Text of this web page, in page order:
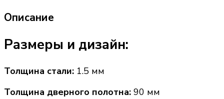
Описание
Размеры и дизайн:
Толщина стали: 1.5 мм
Толщина дверного полотна: 90 мм